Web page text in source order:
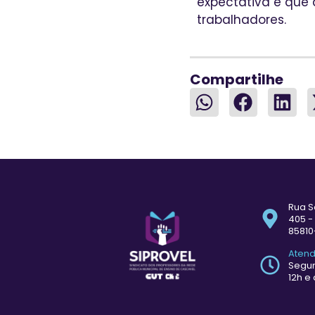
trabalhadores.
Compartilhe
Rua
405 -
12h e